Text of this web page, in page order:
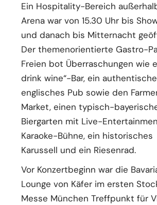
Ein Hospitality-Bereich
Arena war von 15.30 Uhr bis
und danach bis Mitternacht
Der themenorientierte Gastro-
Freien bot Überraschungen wie
drink wine“-Bar, ein
englisches Pub sowie den
Market, einen typisch-
Biergarten mit Live-
Karaoke-Bühne, ein historisches
Karussell und ein Riesenrad.
Vor Konzertbeginn war die
Lounge von Käfer im ersten
Messe München Treffpunkt für